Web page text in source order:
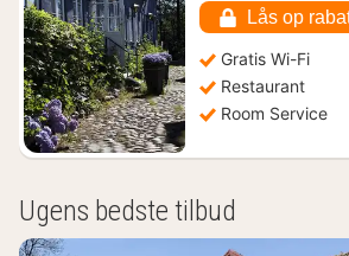
Lås op
Gratis Wi-Fi
Restaurant
Room Service
Ugens bedste tilbud